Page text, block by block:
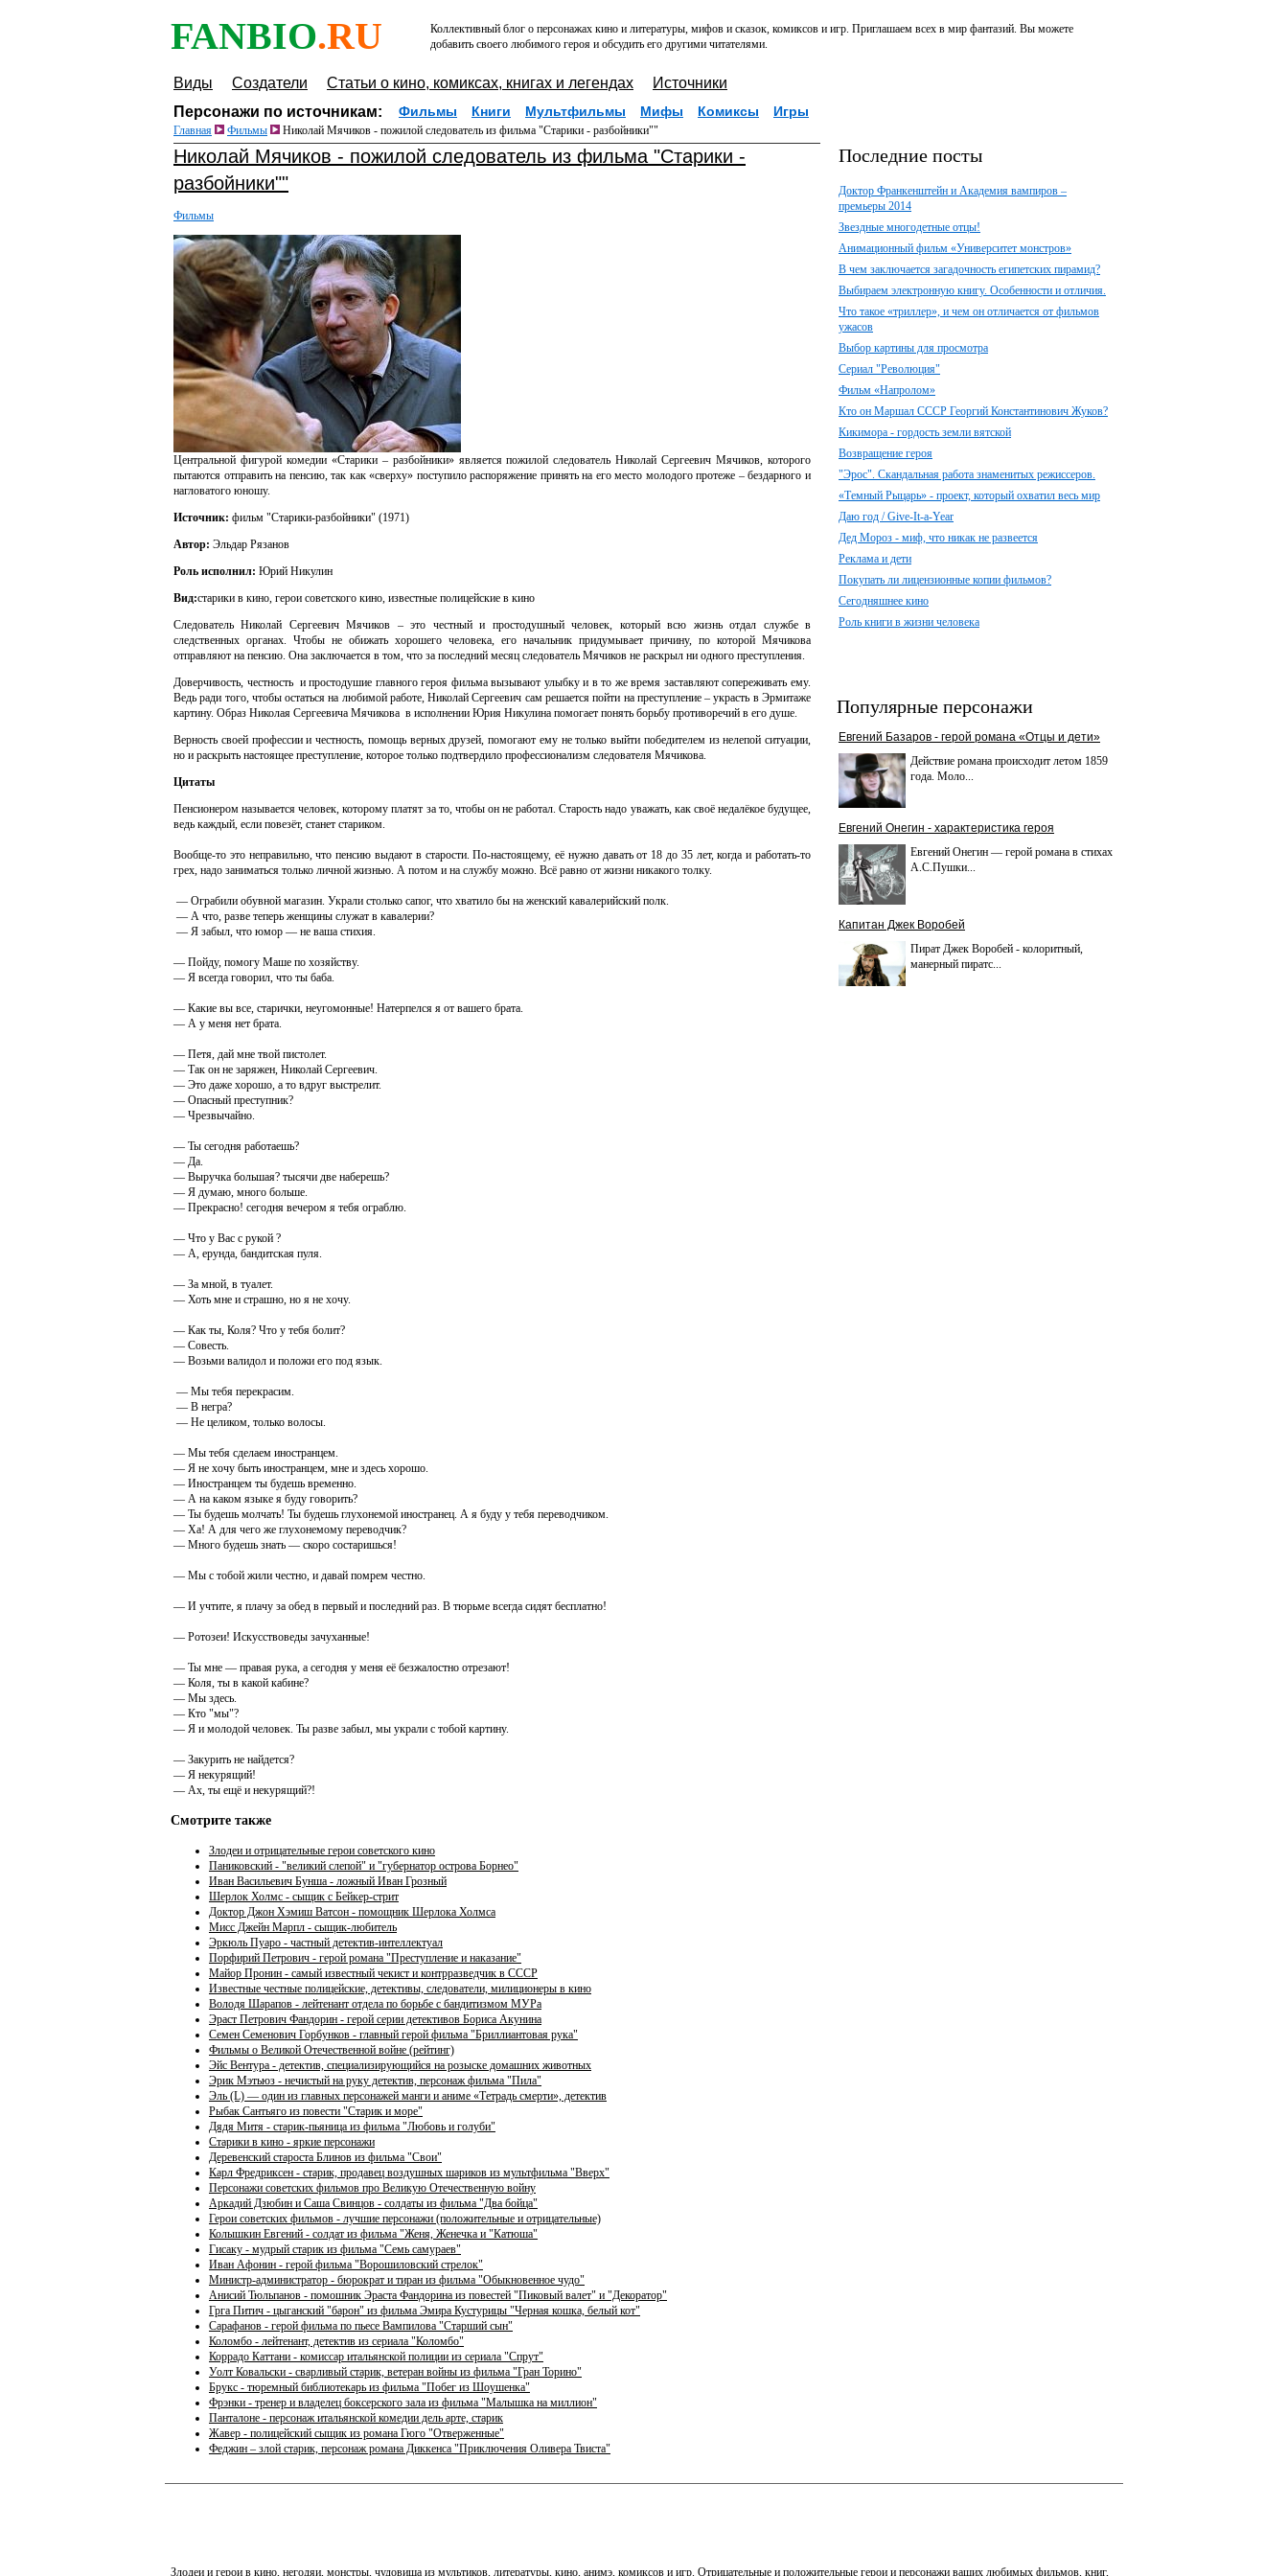
FANBIO.RU
Коллективный блог о персонажах кино и литературы, мифов и сказок, комиксов и игр. Приглашаем всех в мир фантазий. Вы можете
добавить своего любимого героя и обсудить его другими читателями.
Виды Создатели Статьи о кино, комиксах, книгах и легендах
Источники
Персонажи по источникам:
Фильмы Книги Мультфильмы Мифы Комиксы Игры
Главная Фильмы Николай Мячиков - пожилой следователь из фильма "Старики - разбойники""
Николай Мячиков - пожилой следователь из фильма "Старики -
разбойники""
Фильмы
Центральной фигурой комедии «Старики – разбойники» является пожилой следователь Николай Сергеевич Мячиков, которого
пытаются отправить на пенсию, так как «сверху» поступило распоряжение принять на его место молодого протеже – бездарного и
нагловатого юношу.
Источник: фильм "Старики-разбойники" (1971)
Автор: Эльдар Рязанов
Роль исполнил: Юрий Никулин
Вид:старики в кино, герои советского кино, известные полицейские в кино
Следователь Николай Сергеевич Мячиков – это честный и простодушный человек, который всю жизнь отдал службе в
следственных органах. Чтобы не обижать хорошего человека, его начальник придумывает причину, по которой Мячикова
отправляют на пенсию. Она заключается в том, что за последний месяц следователь Мячиков не раскрыл ни одного преступления.
Доверчивость, честность и простодушие главного героя фильма вызывают улыбку и в то же время заставляют сопереживать ему.
Ведь ради того, чтобы остаться на любимой работе, Николай Сергеевич сам решается пойти на преступление – украсть в Эрмитаже
картину. Образ Николая Сергеевича Мячикова в исполнении Юрия Никулина помогает понять борьбу противоречий в его душе.
Верность своей профессии и честность, помощь верных друзей, помогают ему не только выйти победителем из нелепой ситуации,
но и раскрыть настоящее преступление, которое только подтвердило профессионализм следователя Мячикова.
Цитаты
Пенсионером называется человек, которому платят за то, чтобы он не работал. Старость надо уважать, как своё недалёкое будущее,
ведь каждый, если повезёт, станет стариком.
Вообще-то это неправильно, что пенсию выдают в старости. По-настоящему, её нужно давать от 18 до 35 лет, когда и работать-то
грех, надо заниматься только личной жизнью. А потом и на службу можно. Всё равно от жизни никакого толку.
— Ограбили обувной магазин. Украли столько сапог, что хватило бы на женский кавалерийский полк.
— А что, разве теперь женщины служат в кавалерии?
— Я забыл, что юмор — не ваша стихия.
— Пойду, помогу Маше по хозяйству.
— Я всегда говорил, что ты баба.
— Какие вы все, старички, неугомонные! Натерпелся я от вашего брата.
— А у меня нет брата.
— Петя, дай мне твой пистолет.
— Так он не заряжен, Николай Сергеевич.
— Это даже хорошо, а то вдруг выстрелит.
— Опасный преступник?
— Чрезвычайно.
— Ты сегодня работаешь?
— Да.
— Выручка большая? тысячи две наберешь?
— Я думаю, много больше.
— Прекрасно! сегодня вечером я тебя ограблю.
— Что у Вас с рукой ?
— А, ерунда, бандитская пуля.
— За мной, в туалет.
— Хоть мне и страшно, но я не хочу.
— Как ты, Коля? Что у тебя болит?
— Совесть.
— Возьми валидол и положи его под язык.
— Мы тебя перекрасим.
— В негра?
— Не целиком, только волосы.
— Мы тебя сделаем иностранцем.
— Я не хочу быть иностранцем, мне и здесь хорошо.
— Иностранцем ты будешь временно.
— А на каком языке я буду говорить?
— Ты будешь молчать! Ты будешь глухонемой иностранец. А я буду у тебя переводчиком.
— Ха! А для чего же глухонемому переводчик?
— Много будешь знать — скоро состаришься!
— Мы с тобой жили честно, и давай помрем честно.
— И учтите, я плачу за обед в первый и последний раз. В тюрьме всегда сидят бесплатно!
— Ротозеи! Искусствоведы зачуханные!
— Ты мне — правая рука, а сегодня у меня её безжалостно отрезают!
— Коля, ты в какой кабине?
— Мы здесь.
— Кто "мы"?
— Я и молодой человек. Ты разве забыл, мы украли с тобой картину.
— Закурить не найдется?
— Я некурящий!
— Ах, ты ещё и некурящий?!
Смотрите также
Злодеи и отрицательные герои советского кино
Паниковский - "великий слепой" и "губернатор острова Борнео"
Иван Васильевич Бунша - ложный Иван Грозный
Шерлок Холмс - сыщик c Бейкер-стрит
Доктор Джон Хэмиш Ватсон - помощник Шерлока Холмса
Мисс Джейн Марпл - сыщик-любитель
Эркюль Пуаро - частный детектив-интеллектуал
Порфирий Петрович - герой романа "Преступление и наказание"
Майор Пронин - самый известный чекист и контрразведчик в СССР
Известные честные полицейские, детективы, следователи, милиционеры в кино
Володя Шарапов - лейтенант отдела по борьбе с бандитизмом МУРа
Эраст Петрович Фандорин - герой серии детективов Бориса Акунина
Семен Семенович Горбунков - главный герой фильма "Бриллиантовая рука"
Фильмы о Великой Отечественной войне (рейтинг)
Эйс Вентура - детектив, специализирующийся на розыске домашних животных
Эрик Мэтьюз - нечистый на руку детектив, персонаж фильма "Пила"
Эль (L) — один из главных персонажей манги и аниме «Тетрадь смерти», детектив
Рыбак Сантьяго из повести "Старик и море"
Дядя Митя - старик-пьяница из фильма "Любовь и голуби"
Старики в кино - яркие персонажи
Деревенский староста Блинов из фильма "Свои"
Карл Фредриксен - старик, продавец воздушных шариков из мультфильма "Вверх"
Персонажи советских фильмов про Великую Отечественную войну
Аркадий Дзюбин и Саша Свинцов - солдаты из фильма "Два бойца"
Герои советских фильмов - лучшие персонажи (положительные и отрицательные)
Колышкин Евгений - солдат из фильма "Женя, Женечка и "Катюша"
Гисаку - мудрый старик из фильма "Семь самураев"
Иван Афонин - герой фильма "Ворошиловский стрелок"
Министр-администратор - бюрократ и тиран из фильма "Обыкновенное чудо"
Анисий Тюльпанов - помошник Эраста Фандорина из повестей "Пиковый валет" и "Декоратор"
Грга Питич - цыганский "барон" из фильма Эмира Кустурицы "Черная кошка, белый кот"
Сарафанов - герой фильма по пьесе Вампилова "Старший сын"
Коломбо - лейтенант, детектив из сериала "Коломбо"
Коррадо Каттани - комиссар итальянской полиции из сериала "Спрут"
Уолт Ковальски - сварливый старик, ветеран войны из фильма "Гран Торино"
Брукс - тюремный библиотекарь из фильма "Побег из Шоушенка"
Фрэнки - тренер и владелец боксерского зала из фильма "Малышка на миллион"
Панталоне - персонаж итальянской комедии дель арте, старик
Жавер - полицейский сыщик из романа Гюго "Отверженные"
Феджин – злой старик, персонаж романа Диккенса "Приключения Оливера Твиста"
Последние посты
Доктор Франкенштейн и Академия вампиров –
премьеры 2014
Звездные многодетные отцы!
Анимационный фильм «Университет монстров»
В чем заключается загадочность египетских пирамид?
Выбираем электронную книгу. Особенности и отличия.
Что такое «триллер», и чем он отличается от фильмов
ужасов
Выбор картины для просмотра
Сериал "Революция"
Фильм «Напролом»
Кто он Маршал СССР Георгий Константинович Жуков?
Кикимора - гордость земли вятской
Возвращение героя
"Эрос". Скандальная работа знаменитых режиссеров.
«Темный Рыцарь» - проект, который охватил весь мир
Даю год / Give-It-a-Year
Дед Мороз - миф, что никак не развеется
Реклама и дети
Покупать ли лицензионные копии фильмов?
Сегодняшнее кино
Роль книги в жизни человека
Популярные персонажи
Евгений Базаров - герой романа «Отцы и дети»
Действие романа происходит летом 1859
года. Моло...
Евгений Онегин - характеристика героя
Евгений Онегин — герой романа в стихах
А.С.Пушки...
Капитан Джек Воробей
Пират Джек Воробей - колоритный,
манерный пиратс...
Злодеи и герои в кино, негодяи, монстры, чудовища из мультиков, литературы, кино, анимэ, комиксов и игр. Отрицательные и положительные герои и персонажи ваших любимых фильмов, книг,